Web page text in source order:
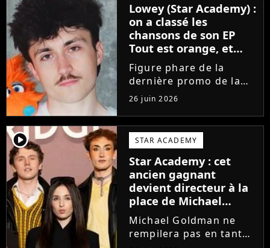
Lowey (Star Academy) :
on a classé les
chansons de son EP
Tout est orange, et
voici la meilleure !
Figure phare de la
dernière promo de la
Star Academy, Léo se
lance enfin. Sous le nom
de scène Lowey, l'artiste
de 25 ans dévoile un
premier EP énergique et
très prometteur
nommé...
26 juin 2026
player2 STAR ACADEMY
Star Academy : cet
ancien gagnant
devient directeur à la
place de Michael
Goldman ? Il donne
enfin sa réponse
Michael Goldman ne
rempilera pas en tant